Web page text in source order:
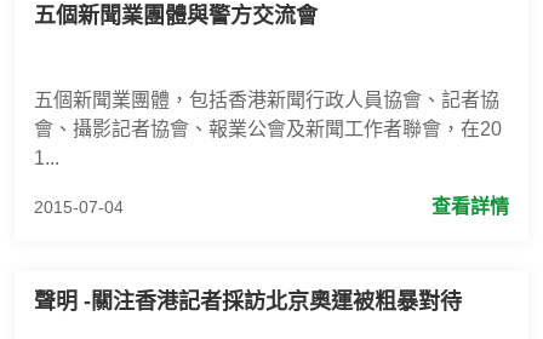
五個新聞業團體與警方交流會
五個新聞業團體，包括香港新聞行政人員協會、記者協
會、攝影記者協會、報業公會及新聞工作者聯會，在20
1...
2015-07-04 查看詳情
聲明 -關注香港記者採訪北京奧運被粗暴對待